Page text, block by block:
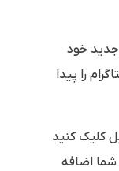
خود
را پیدا
کلیک کنید
اضافه